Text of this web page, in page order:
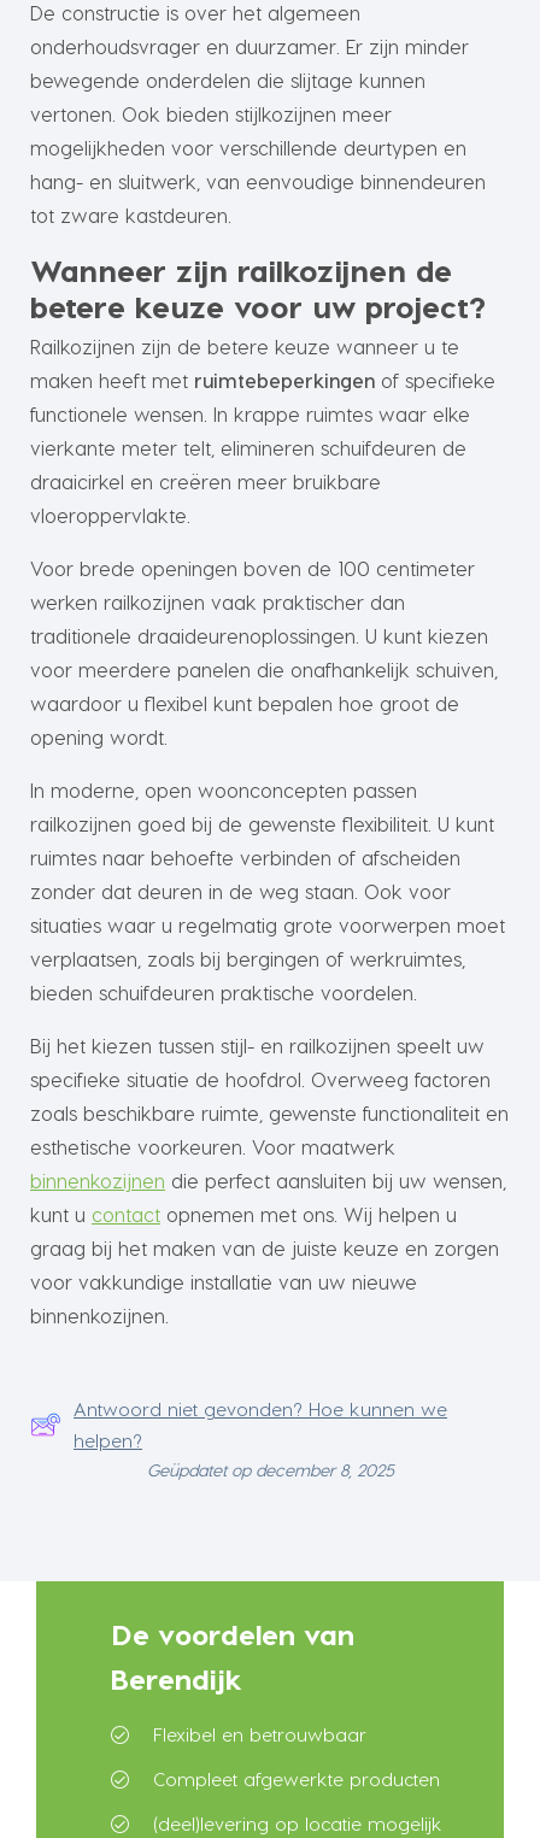
De constructie is over het algemeen
onderhoudsvrager en duurzamer. Er zijn minder
bewegende onderdelen die slijtage kunnen
vertonen. Ook bieden stijlkozijnen meer
mogelijkheden voor verschillende deurtypen en
hang- en sluitwerk, van eenvoudige binnendeuren
tot zware kastdeuren.
Wanneer zijn railkozijnen de
betere keuze voor uw project?
Railkozijnen zijn de betere keuze wanneer u te
maken heeft met ruimtebeperkingen of specifieke
functionele wensen. In krappe ruimtes waar elke
vierkante meter telt, elimineren schuifdeuren de
draaicirkel en creëren meer bruikbare
vloeroppervlakte.
Voor brede openingen boven de 100 centimeter
werken railkozijnen vaak praktischer dan
traditionele draaideurenoplossingen. U kunt kiezen
voor meerdere panelen die onafhankelijk schuiven,
waardoor u flexibel kunt bepalen hoe groot de
opening wordt.
In moderne, open woonconcepten passen
railkozijnen goed bij de gewenste flexibiliteit. U kunt
ruimtes naar behoefte verbinden of afscheiden
zonder dat deuren in de weg staan. Ook voor
situaties waar u regelmatig grote voorwerpen moet
verplaatsen, zoals bij bergingen of werkruimtes,
bieden schuifdeuren praktische voordelen.
Bij het kiezen tussen stijl- en railkozijnen speelt uw
specifieke situatie de hoofdrol. Overweeg factoren
zoals beschikbare ruimte, gewenste functionaliteit en
esthetische voorkeuren. Voor maatwerk
binnenkozijnen die perfect aansluiten bij uw wensen,
kunt u contact opnemen met ons. Wij helpen u
graag bij het maken van de juiste keuze en zorgen
voor vakkundige installatie van uw nieuwe
binnenkozijnen.
Antwoord niet gevonden? Hoe kunnen we
helpen?
Geüpdatet op december 8, 2025
De voordelen van
Berendijk
Flexibel en betrouwbaar
Compleet afgewerkte producten
(deel)levering op locatie mogelijk